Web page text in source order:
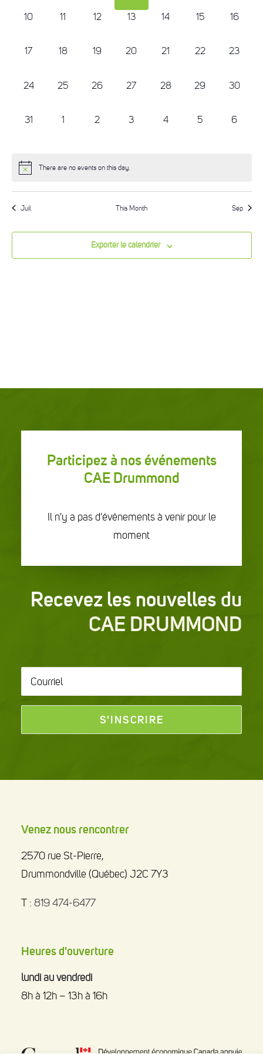
0
10
0
11
0
12
0
13
0
14
0
15
0
16
0
17
0
18
0
19
0
20
0
21
0
22
0
23
0
24
0
25
0
26
0
27
0
28
0
29
0
30
0
31
01
0
2
0
3
0
4
0
5
0
6
There are no events on this day.
Juil This Month Sep
Exporter le calendrier
Participez à nos événements
CAE Drummond
Il n'y a pas d'événements à venir pour le
moment
Recevez les nouvelles du
CAE DRUMMOND
Venez nous rencontrer
2570 rue St-Pierre,
Drummondville (Québec) J2C 7Y3
T : 819 474-6477
Heures d'ouverture
lundi au vendredi
8h à 12h – 13h à 16h